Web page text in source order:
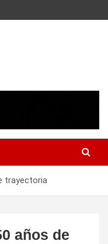
trayectoria
años de